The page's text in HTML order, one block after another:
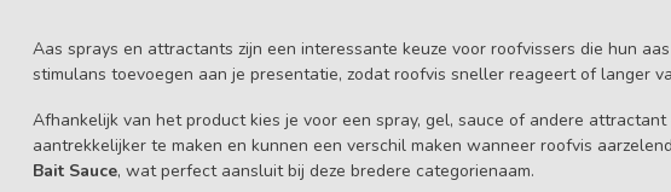
Aas sprays en attractants zijn een interessante keuze voor roofvissers die hun
stimulans toevoegen aan je presentatie, zodat roofvis sneller reageert of langer
Afhankelijk van het product kies je voor een spray, gel, sauce of andere
aantrekkelijker te maken en kunnen een verschil maken wanneer roofvis
Bait Sauce, wat perfect aansluit bij deze bredere categorienaam.